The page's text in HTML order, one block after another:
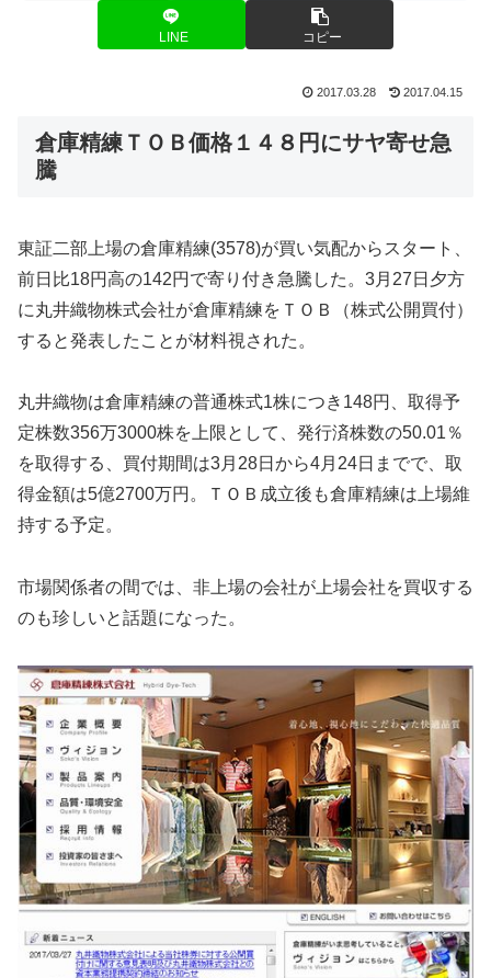
LINE コピー
2017.03.28 2017.04.15
倉庫精練ＴＯＢ価格１４８円にサヤ寄せ急
騰
東証二部上場の倉庫精練(3578)が買い気配からスタート、
前日比18円高の142円で寄り付き急騰した。3月27日夕方
に丸井織物株式会社が倉庫精練をＴＯＢ（株式公開買付）
すると発表したことが材料視された。
丸井織物は倉庫精練の普通株式1株につき148円、取得予
定株数356万3000株を上限として、発行済株数の50.01％
を取得する、買付期間は3月28日から4月24日までで、取
得金額は5億2700万円。ＴＯＢ成立後も倉庫精練は上場維
持する予定。
市場関係者の間では、非上場の会社が上場会社を買収する
のも珍しいと話題になった。